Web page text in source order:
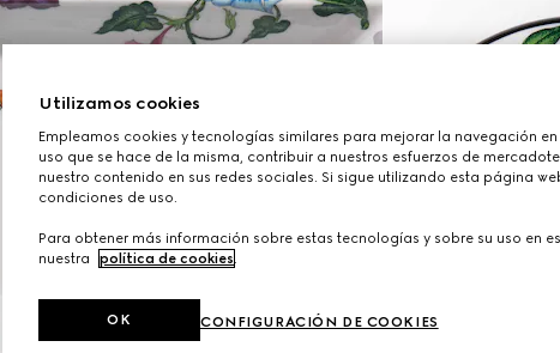
Utilizamos cookies
Empleamos cookies y tecnologías similares para mejorar la navegación
uso que se hace de la misma, contribuir a nuestros esfuerzos de
nuestro contenido en sus redes sociales. Si sigue utilizando esta página
condiciones de uso.
Para obtener más información sobre estas tecnologías y sobre su uso en
nuestra
política de cookies.
CONFIGURACIÓN DE COOKIES
OK